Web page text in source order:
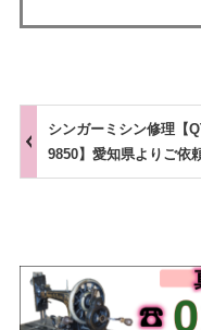
シンガーミシン修理【
9850】愛知県よりご依頼